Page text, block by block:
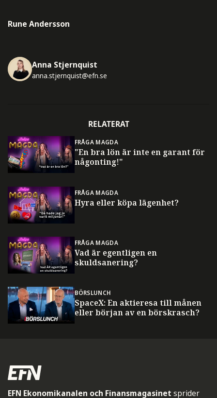
Rune Andersson
Anna Stjernquist
anna.stjernquist@efn.se
RELATERAT
FRÅGA MAGDA
"En bra lön är inte en garant för
någonting!"
FRÅGA MAGDA
Hyra eller köpa lägenhet?
FRÅGA MAGDA
Vad är egentligen en
skuldsanering?
BÖRSLUNCH
SpaceX: En aktieresa till månen
eller början av en börskrasch?
EFN Ekonomikanalen och Finansmagasinet sprider